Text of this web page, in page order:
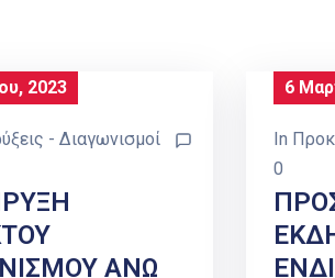
2023
- Διαγωνισμοί
ΑΝΩ
6
In
0